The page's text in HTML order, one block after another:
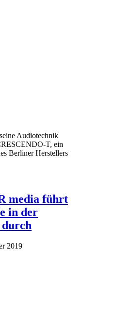
Audiotechnik
T, ein
Berliner Herstellers
media führt
in der
2019